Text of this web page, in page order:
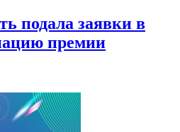
подала заявки в
премии